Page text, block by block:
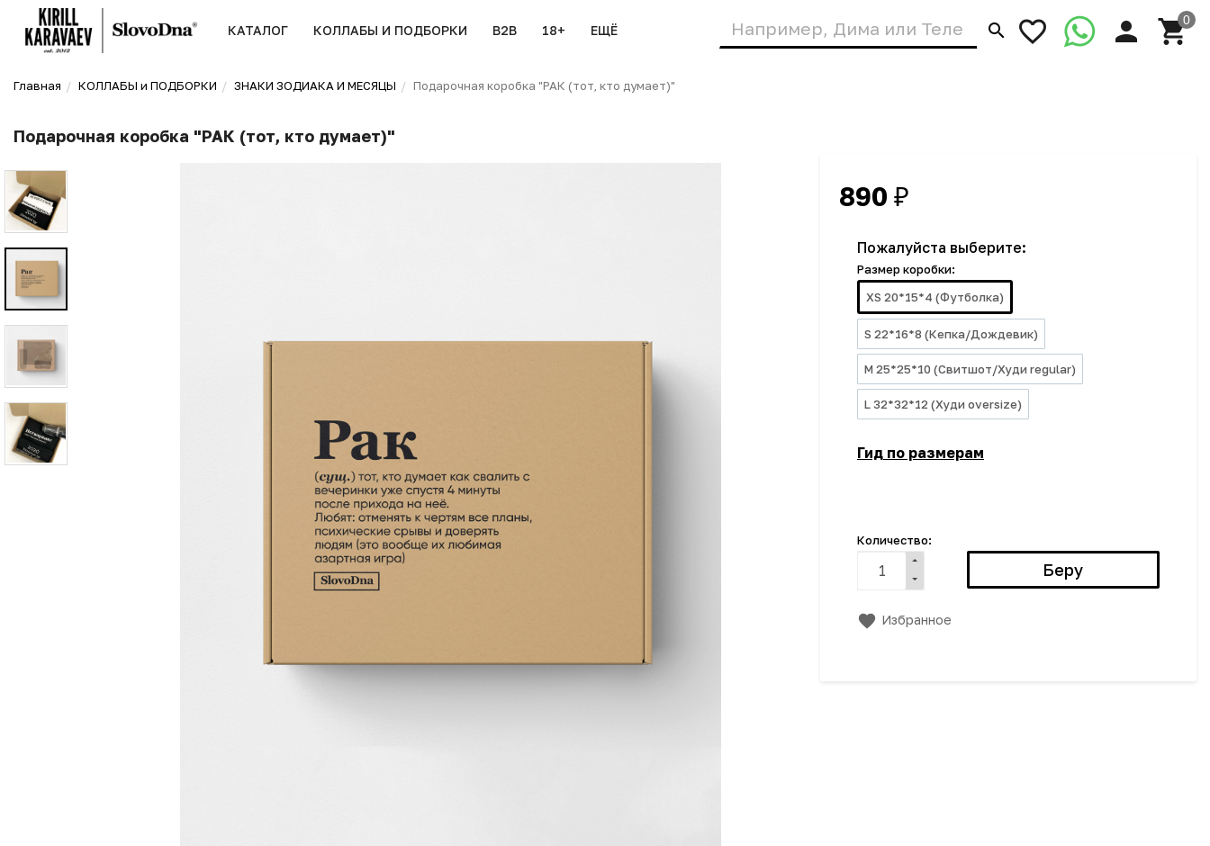
КАТАЛОГ КОЛЛАБЫ И ПОДБОРКИ B2B 18+ ЕЩЁ
Главная КОЛЛАБЫ и ПОДБОРКИ ЗНАКИ ЗОДИАКА И МЕСЯЦЫ Подарочная коробка "РАК (тот, кто думает)"
Подарочная коробка "РАК (тот, кто думает)"
890 ₽
Пожалуйста выберите:
Размер коробки:
XS 20*15*4 (Футболка)
S 22*16*8 (Кепка/Дождевик)
M 25*25*10 (Свитшот/Худи regular)
L 32*32*12 (Худи oversize)
Гид по размерам
Количество:
Избранное